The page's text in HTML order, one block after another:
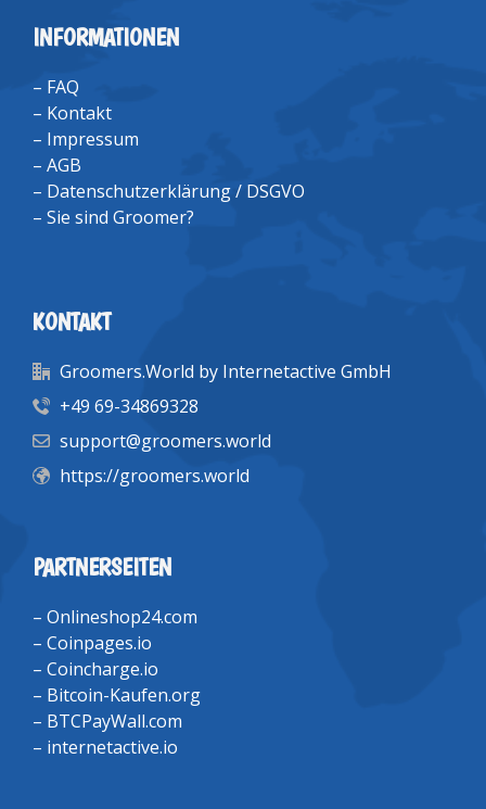
INFORMATIONEN
– FAQ
– Kontakt
– Impressum
– AGB
– Datenschutzerklärung / DSGVO
– Sie sind Groomer?
KONTAKT
Groomers.World by Internetactive GmbH
+49 69-34869328
support@groomers.world
https://groomers.world
PARTNERSEITEN
– Onlineshop24.com
– Coinpages.io
– Coincharge.io
– Bitcoin-Kaufen.org
– BTCPayWall.com
– internetactive.io